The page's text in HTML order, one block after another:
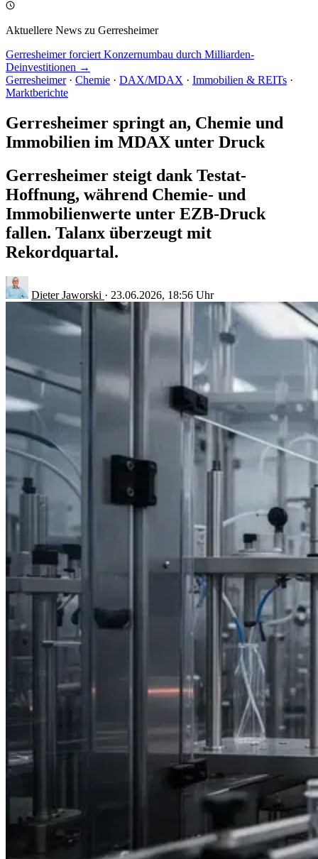
Aktuellere News zu Gerresheimer
Gerresheimer forciert Konzernumbau durch Milliarden-
Deinvestitionen →
Gerresheimer · Chemie · DAX/MDAX · Immobilien & REITs ·
Marktberichte
Gerresheimer springt an, Chemie und
Immobilien im MDAX unter Druck
Gerresheimer steigt dank Testat-
Hoffnung, während Chemie- und
Immobilienwerte unter EZB-Druck
fallen. Talanx überzeugt mit
Rekordquartal.
Dieter Jaworski · 23.06.2026, 18:56 Uhr